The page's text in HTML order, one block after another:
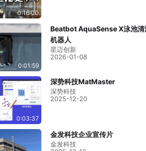
0:16:00
0:01:59
Beatbot AquaSense X泳池清
机器人
星迈创新
2026-01-08
0:03:37
深势科技MatMaster
深势科技
2025-12-20
金发科技企业宣传片
金发科技